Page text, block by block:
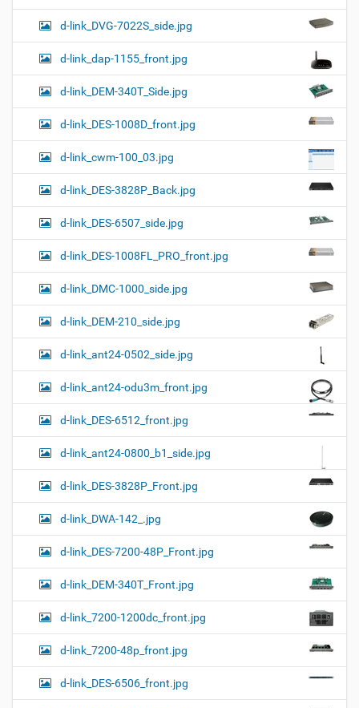
d-link_DVG-7022S_side.jpg
d-link_dap-1155_front.jpg
d-link_DEM-340T_Side.jpg
d-link_DES-1008D_front.jpg
d-link_cwm-100_03.jpg
d-link_DES-3828P_Back.jpg
d-link_DES-6507_side.jpg
d-link_DES-1008FL_PRO_front.jpg
d-link_DMC-1000_side.jpg
d-link_DEM-210_side.jpg
d-link_ant24-0502_side.jpg
d-link_ant24-odu3m_front.jpg
d-link_DES-6512_front.jpg
d-link_ant24-0800_b1_side.jpg
d-link_DES-3828P_Front.jpg
d-link_DWA-142_.jpg
d-link_DES-7200-48P_Front.jpg
d-link_DEM-340T_Front.jpg
d-link_7200-1200dc_front.jpg
d-link_7200-48p_front.jpg
d-link_DES-6506_front.jpg